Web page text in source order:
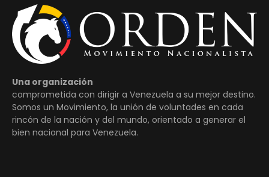
Una organización
comprometida con dirigir a Venezuela a su mejor destino.
Somos un Movimiento, la unión de voluntades en cada
rincón de la nación y del mundo, orientado a generar el
bien nacional para Venezuela.